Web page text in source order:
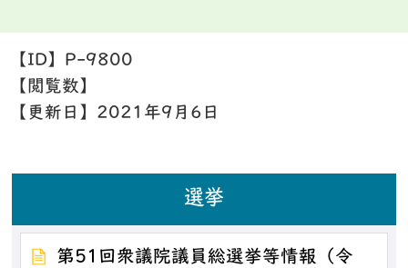
【ID】 P-9800
【閲覧数】
【更新日】 2021年9月6日
選挙
第51回衆議院議員総選挙等情報（令